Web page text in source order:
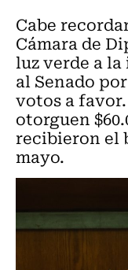
Cabe
Cámara de
luz verde a
al Senado
votos a favor.
otorguen
recibieron el
mayo.